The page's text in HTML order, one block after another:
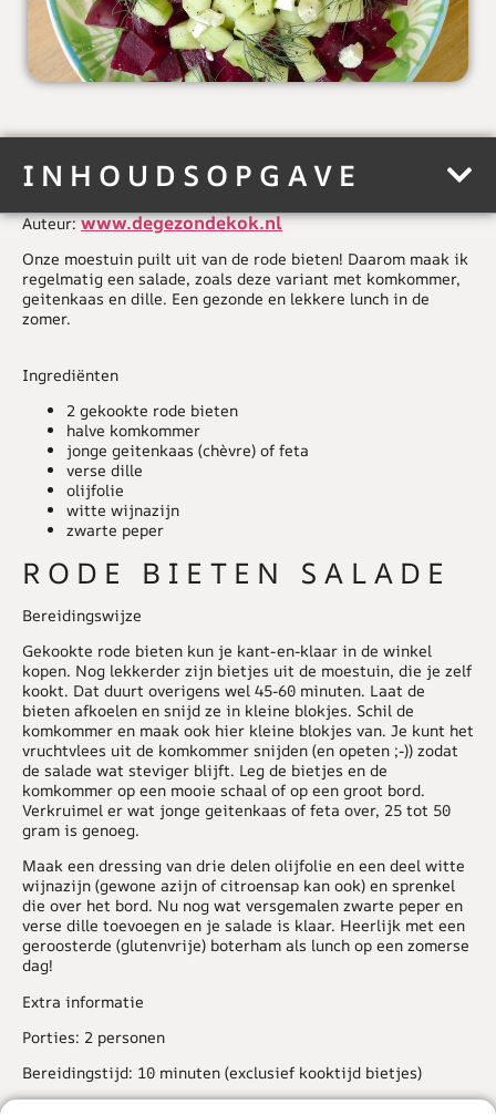
INHOUDSOPGAVE
Auteur:www.degezondekok.nl
Onze moestuin puilt uit van de rode bieten! Daarom maak ik
regelmatig een salade, zoals deze variant met komkommer,
geitenkaas en dille. Een gezonde en lekkere lunch in de
zomer.
Ingrediënten
2 gekookte rode bieten
halve komkommer
jonge geitenkaas (chèvre) of feta
verse dille
olijfolie
witte wijnazijn
zwarte peper
RODE BIETEN SALADE
Bereidingswijze
Gekookte rode bieten kun je kant-en-klaar in de winkel
kopen. Nog lekkerder zijn bietjes uit de moestuin, die je zelf
kookt. Dat duurt overigens wel 45-60 minuten. Laat de
bieten afkoelen en snijd ze in kleine blokjes. Schil de
komkommer en maak ook hier kleine blokjes van. Je kunt het
vruchtvlees uit de komkommer snijden (en opeten ;-)) zodat
de salade wat steviger blijft. Leg de bietjes en de
komkommer op een mooie schaal of op een groot bord.
Verkruimel er wat jonge geitenkaas of feta over, 25 tot 50
gram is genoeg.
Maak een dressing van drie delen olijfolie en een deel witte
wijnazijn (gewone azijn of citroensap kan ook) en sprenkel
die over het bord. Nu nog wat versgemalen zwarte peper en
verse dille toevoegen en je salade is klaar. Heerlijk met een
geroosterde (glutenvrije) boterham als lunch op een zomerse
dag!
Extra informatie
Porties: 2 personen
Bereidingstijd: 10 minuten (exclusief kooktijd bietjes)